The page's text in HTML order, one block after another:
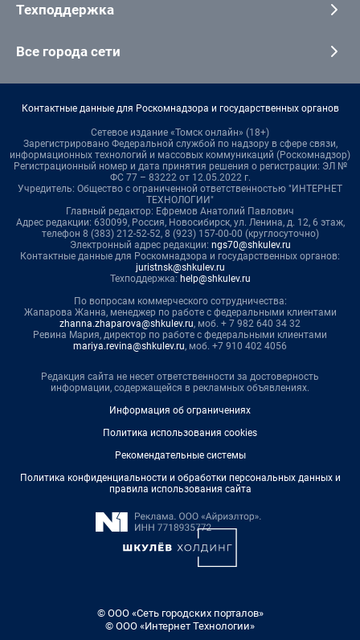
Техподдержка
Все города сети
Контактные данные для Роскомнадзора и государственных органов
Сетевое издание «Томск онлайн» (18+)
Зарегистрировано Федеральной службой по надзору в сфере связи,
информационных технологий и массовых коммуникаций (Роскомнадзор)
Регистрационный номер и дата принятия решения о регистрации: ЭЛ №
ФС 77 – 83222 от 12.05.2022 г.
Учредитель: Общество с ограниченной ответственностью "ИНТЕРНЕТ
ТЕХНОЛОГИИ"
Главный редактор: Ефремов Анатолий Павлович
Адрес редакции: 630099, Россия, Новосибирск, ул. Ленина, д. 12, 6 этаж,
телефон 8 (383) 212-52-52, 8 (923) 157-00-00 (круглосуточно)
Электронный адрес редакции: ngs70@shkulev.ru
Контактные данные для Роскомнадзора и государственных органов:
juristnsk@shkulev.ru
Техподдержка: help@shkulev.ru
По вопросам коммерческого сотрудничества:
Жапарова Жанна, менеджер по работе с федеральными клиентами
zhanna.zhaparova@shkulev.ru, моб. + 7 982 640 34 32
Ревина Мария, директор по работе с федеральными клиентами
mariya.revina@shkulev.ru, моб. +7 910 402 4056
Редакция сайта не несет ответственности за достоверность
информации, содержащейся в рекламных объявлениях.
Информация об ограничениях
Политика использования cookies
Рекомендательные системы
Политика конфиденциальности и обработки персональных данных и
правила использования сайта
© ООО «Сеть городских порталов»
© ООО «Интернет Технологии»